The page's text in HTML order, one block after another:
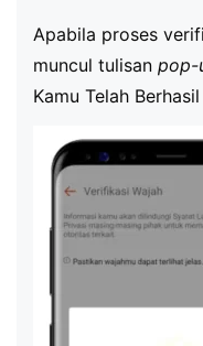
Apabila proses
muncul tulisan pop-
Kamu Telah